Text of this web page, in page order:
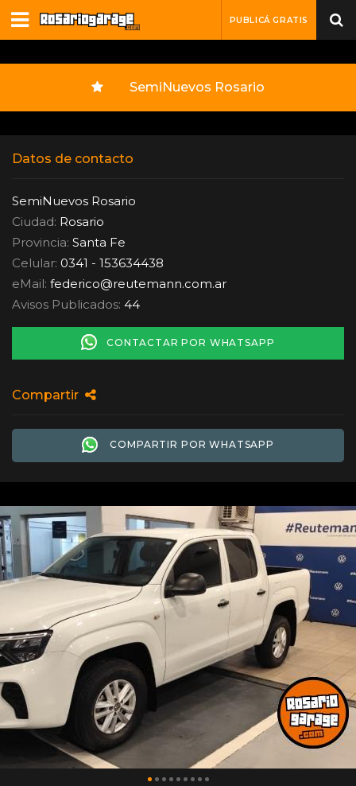
PUBLICÁ GRATIS
SemiNuevos Rosario
Datos de contacto
SemiNuevos Rosario
Ciudad: Rosario
Provincia: Santa Fe
Celular: 0341 - 153634438
eMail: federico@reutemann.com.ar
Avisos Publicados: 44
CONTACTAR POR WHATSAPP
Compartir
COMPARTIR POR WHATSAPP